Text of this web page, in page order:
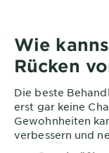
Wie
Rücken
Die beste
erst gar keine
Gewohnheiten
verbessern und